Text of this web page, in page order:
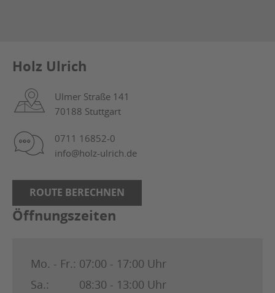
Holz Ulrich
Ulmer Straße 141
70188 Stuttgart
0711 16852-0
info@holz-ulrich.de
ROUTE BERECHNEN
Öffnungszeiten
Mo. - Fr.: 07:00 - 17:00 Uhr
Sa.:
08:30 - 13:00 Uhr